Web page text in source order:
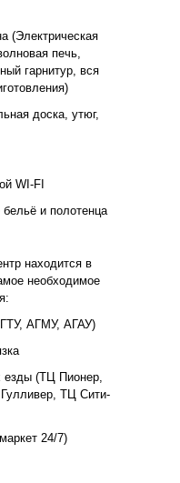
(Электрическая
печь,
гарнитур, вся
доска, утюг,
WI-FI
и полотенца
находится в
необходимое
АГМУ, АГАУ)
езды (ТЦ Пионер,
ТЦ Сити-
24/7)